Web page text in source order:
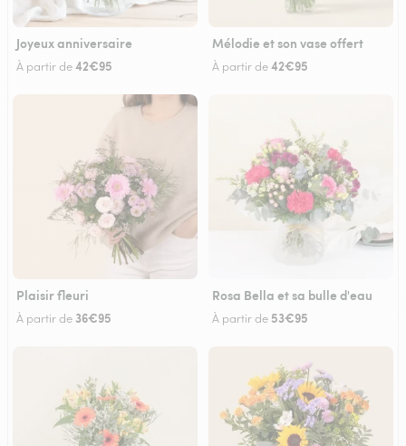
Joyeux anniversaire
À partir de42€95
Mélodie et son vase offert
À partir de42€95
Plaisir fleuri
À partir de 36€95
Rosa Bella et sa bulle d'eau
À partir de 53€95